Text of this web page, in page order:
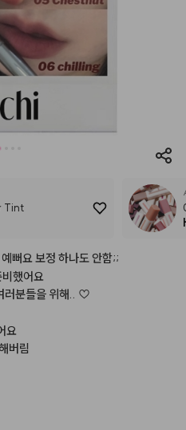
Tint
예뻐요보정 하나도안함;;
했어요
러분들을 위해.. ♡
요
버림